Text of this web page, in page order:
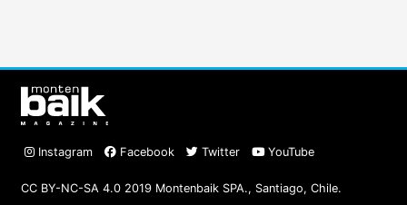
Instagram Facebook Twitter YouTube
CC BY-NC-SA 4.0 2019 Montenbaik SPA., Santiago, Chile.